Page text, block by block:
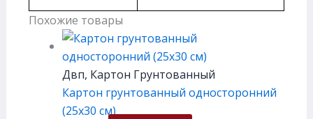
Похожие товары
Двп, Картон Грунтованный
Картон грунтованный односторонний
(25х30 см)